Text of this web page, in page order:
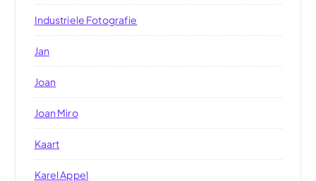
Industriele Fotografie
Jan
Joan
Joan Miro
Kaart
Karel Appel